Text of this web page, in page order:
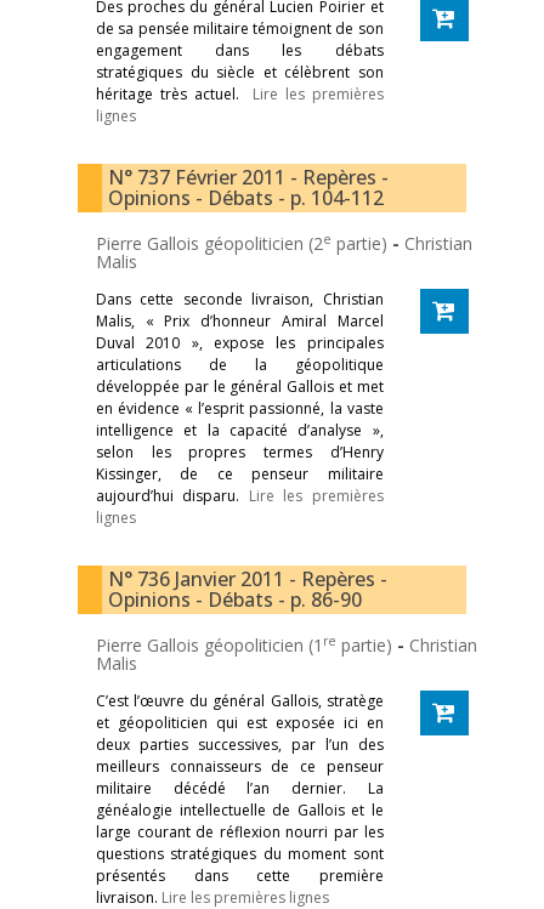
Des proches du général Lucien Poirier et
de sa pensée militaire témoignent de son
engagement dans les débats
stratégiques du siècle et célèbrent son
héritage très actuel. Lire les premières
lignes
N° 737 Février 2011 - Repères -
Opinions - Débats - p. 104-112
Pierre Gallois géopoliticien (2e partie) - Christian
Malis
Dans cette seconde livraison, Christian
Malis, « Prix d’honneur Amiral Marcel
Duval 2010 », expose les principales
articulations de la géopolitique
développée par le général Gallois et met
en évidence « l’esprit passionné, la vaste
intelligence et la capacité d’analyse »,
selon les propres termes d’Henry
Kissinger, de ce penseur militaire
aujourd’hui disparu. Lire les premières
lignes
N° 736 Janvier 2011 - Repères -
Opinions - Débats - p. 86-90
Pierre Gallois géopoliticien (1 re partie) - Christian
Malis
C’est l’œuvre du général Gallois, stratège
et géopoliticien qui est exposée ici en
deux parties successives, par l’un des
meilleurs connaisseurs de ce penseur
militaire décédé l’an dernier. La
généalogie intellectuelle de Gallois et le
large courant de réflexion nourri par les
questions stratégiques du moment sont
présentés dans cette première
livraison. Lire les premières lignes